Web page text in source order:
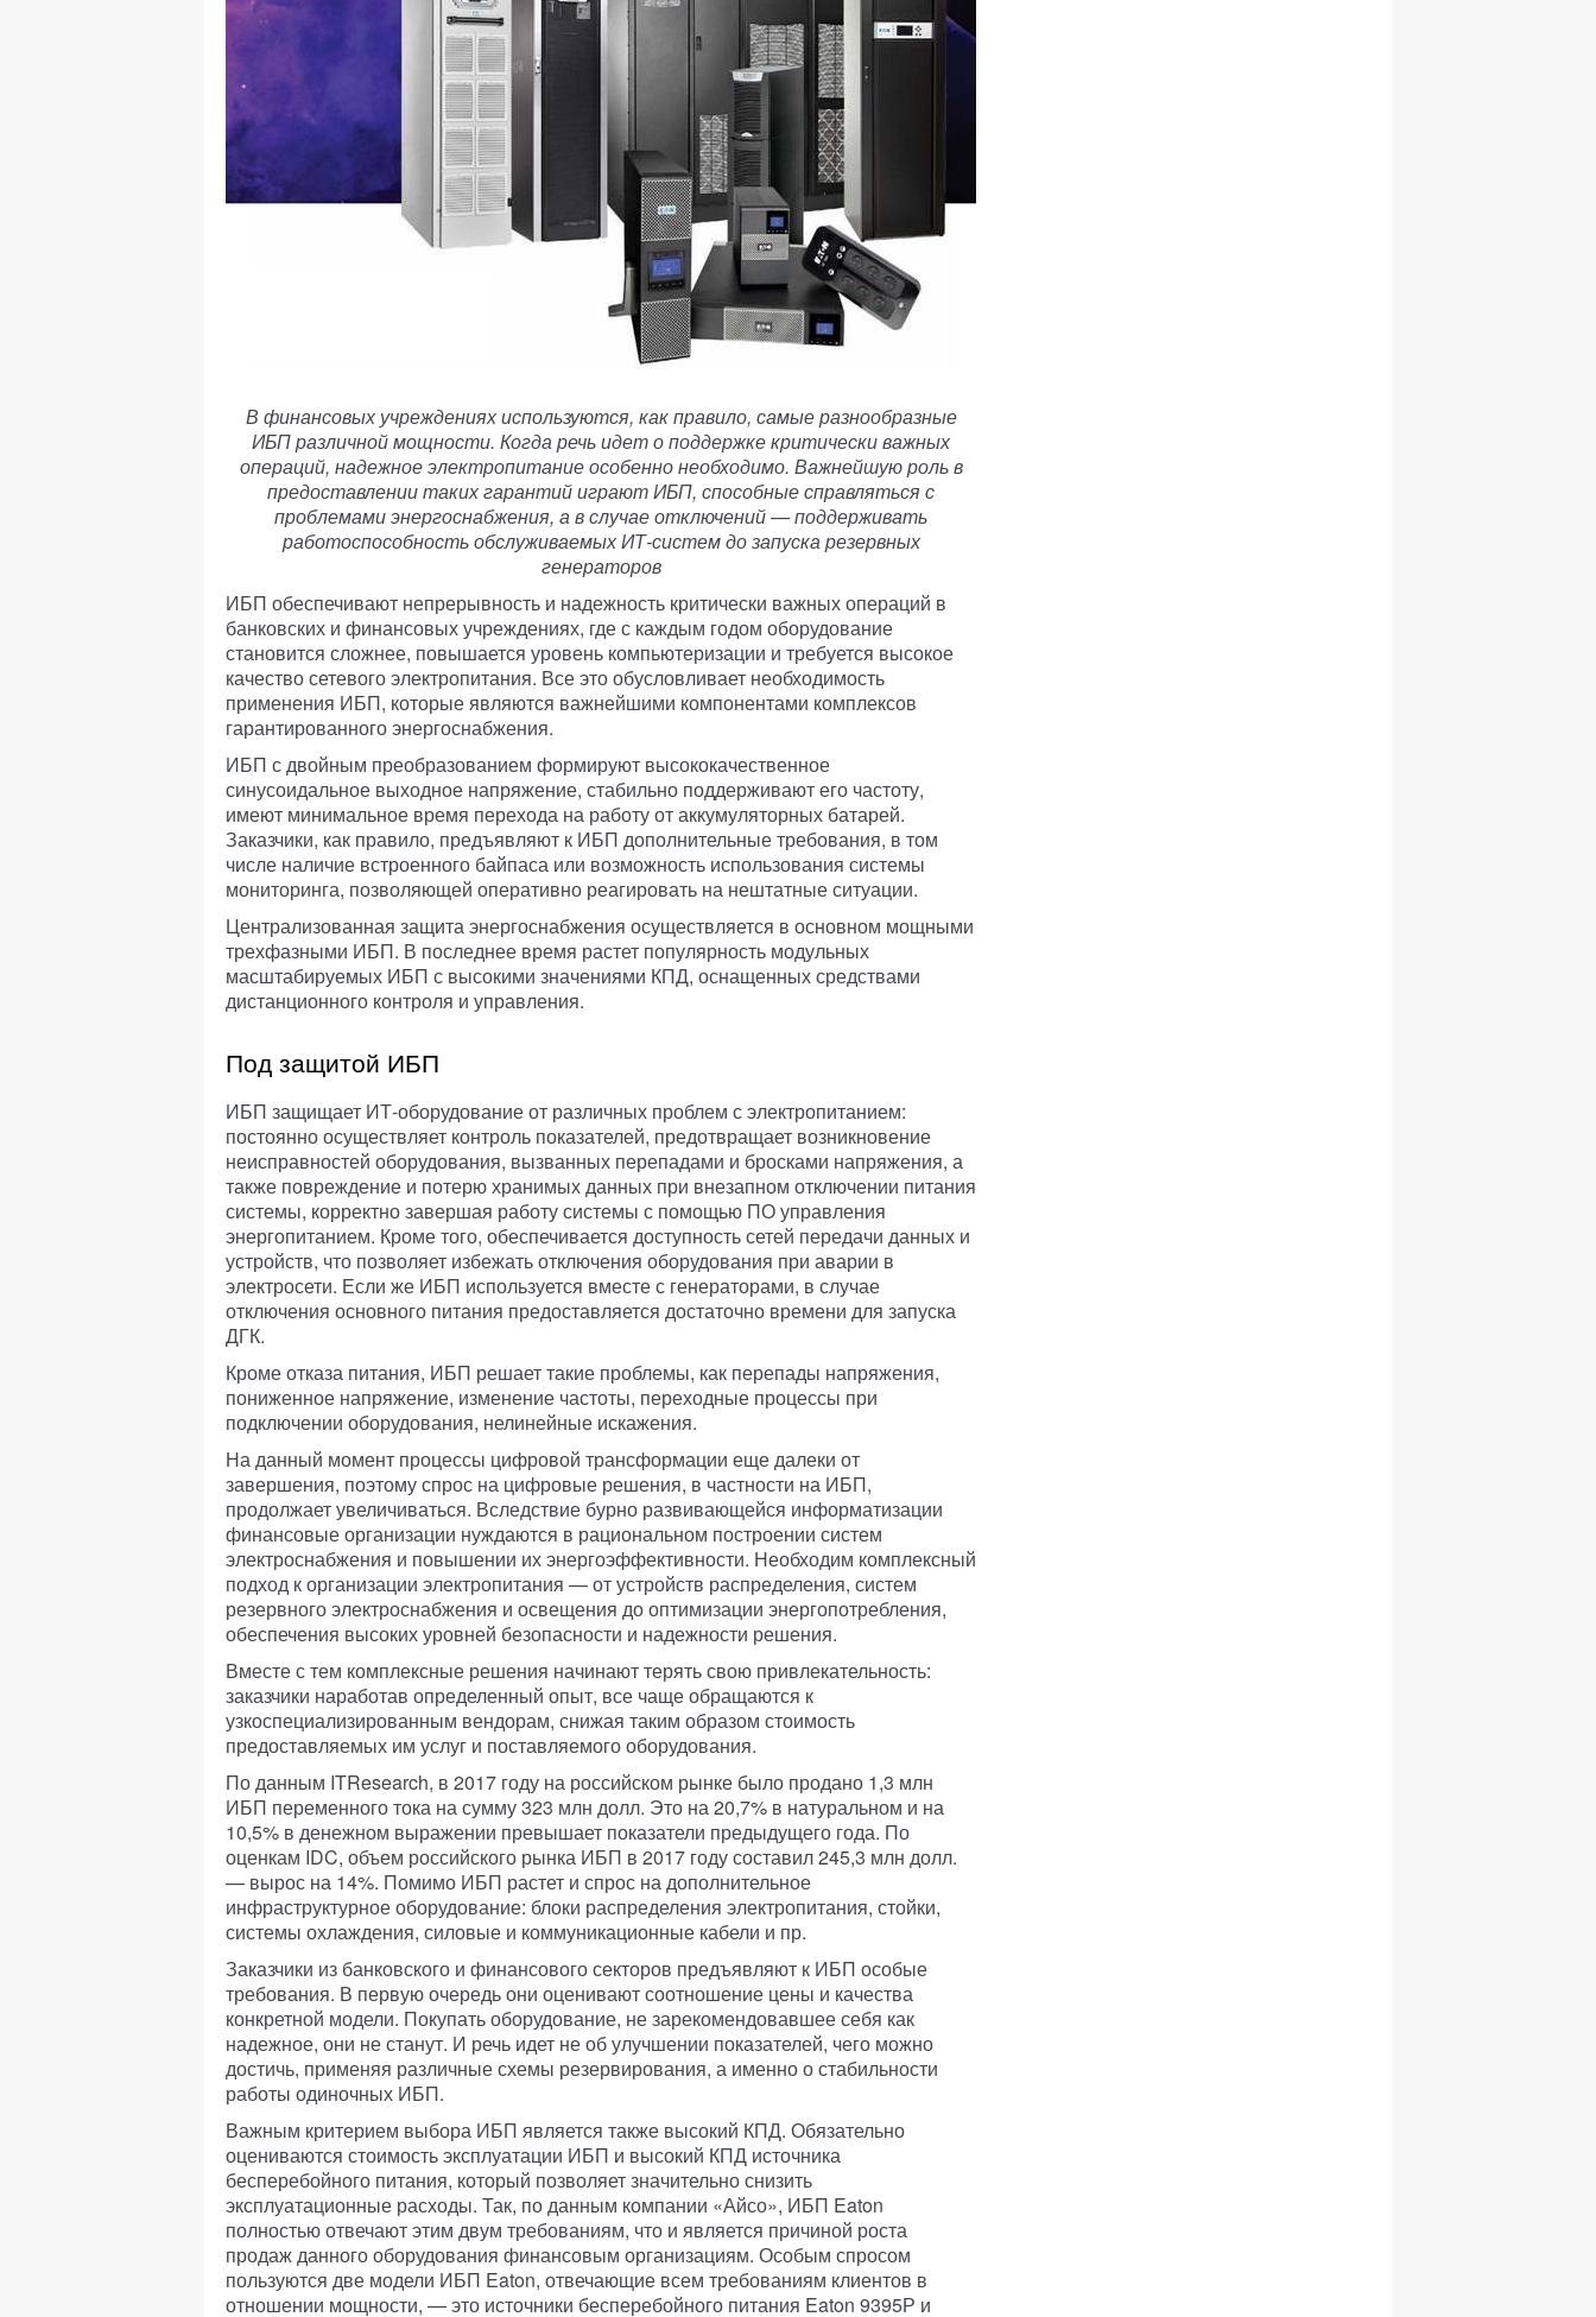
В финансовых учреждениях используются, как правило, самые разнообразные
ИБП различной мощности. Когда речь идет о поддержке критически важных
операций, надежное электропитание особенно необходимо. Важнейшую роль в
предоставлении таких гарантий играют ИБП, способные справляться с
проблемами энергоснабжения, а в случае отключений — поддерживать
работоспособность обслуживаемых ИТ-систем до запуска резервных
генераторов
ИБП обеспечивают непрерывность и надежность критически важных операций в
банковских и финансовых учреждениях, где с каждым годом оборудование
становится сложнее, повышается уровень компьютеризации и требуется высокое
качество сетевого электропитания. Все это обусловливает необходимость
применения ИБП, которые являются важнейшими компонентами комплексов
гарантированного энергоснабжения.
ИБП с двойным преобразованием формируют высококачественное
синусоидальное выходное напряжение, стабильно поддерживают его частоту,
имеют минимальное время перехода на работу от аккумуляторных батарей.
Заказчики, как правило, предъявляют к ИБП дополнительные требования, в том
числе наличие встроенного байпаса или возможность использования системы
мониторинга, позволяющей оперативно реагировать на нештатные ситуации.
Централизованная защита энергоснабжения осуществляется в основном мощными
трехфазными ИБП. В последнее время растет популярность модульных
масштабируемых ИБП с высокими значениями КПД, оснащенных средствами
дистанционного контроля и управления.
Под защитой ИБП
ИБП защищает ИТ-оборудование от различных проблем с электропитанием:
постоянно осуществляет контроль показателей, предотвращает возникновение
неисправностей оборудования, вызванных перепадами и бросками напряжения, а
также повреждение и потерю хранимых данных при внезапном отключении питания
системы, корректно завершая работу системы с помощью ПО управления
энергопитанием. Кроме того, обеспечивается доступность сетей передачи данных и
устройств, что позволяет избежать отключения оборудования при аварии в
электросети. Если же ИБП используется вместе с генераторами, в случае
отключения основного питания предоставляется достаточно времени для запуска
ДГК.
Кроме отказа питания, ИБП решает такие проблемы, как перепады напряжения,
пониженное напряжение, изменение частоты, переходные процессы при
подключении оборудования, нелинейные искажения.
На данный момент процессы цифровой трансформации еще далеки от
завершения, поэтому спрос на цифровые решения, в частности на ИБП,
продолжает увеличиваться. Вследствие бурно развивающейся информатизации
финансовые организации нуждаются в рациональном построении систем
электроснабжения и повышении их энергоэффективности. Необходим комплексный
подход к организации электропитания — от устройств распределения, систем
резервного электроснабжения и освещения до оптимизации энергопотребления,
обеспечения высоких уровней безопасности и надежности решения.
Вместе с тем комплексные решения начинают терять свою привлекательность:
заказчики наработав определенный опыт, все чаще обращаются к
узкоспециализированным вендорам, снижая таким образом стоимость
предоставляемых им услуг и поставляемого оборудования.
По данным ITResearch, в 2017 году на российском рынке было продано 1,3 млн
ИБП переменного тока на сумму 323 млн долл. Это на 20,7% в натуральном и на
10,5% в денежном выражении превышает показатели предыдущего года. По
оценкам IDC, объем российского рынка ИБП в 2017 году составил 245,3 млн долл.
— вырос на 14%. Помимо ИБП растет и спрос на дополнительное
инфраструктурное оборудование: блоки распределения электропитания, стойки,
системы охлаждения, силовые и коммуникационные кабели и пр.
Заказчики из банковского и финансового секторов предъявляют к ИБП особые
требования. В первую очередь они оценивают соотношение цены и качества
конкретной модели. Покупать оборудование, не зарекомендовавшее себя как
надежное, они не станут. И речь идет не об улучшении показателей, чего можно
достичь, применяя различные схемы резервирования, а именно о стабильности
работы одиночных ИБП.
Важным критерием выбора ИБП является также высокий КПД. Обязательно
оцениваются стоимость эксплуатации ИБП и высокий КПД источника
бесперебойного питания, который позволяет значительно снизить
эксплуатационные расходы. Так, по данным компании «Айсо», ИБП Eaton
полностью отвечают этим двум требованиям, что и является причиной роста
продаж данного оборудования финансовым организациям. Особым спросом
пользуются две модели ИБП Eaton, отвечающие всем требованиям клиентов в
отношении мощности, — это источники бесперебойного питания Eaton 9395Р и